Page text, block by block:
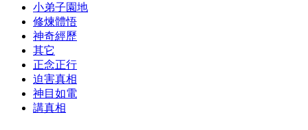
小弟子園地
修煉體悟
神奇經歷
其它
正念正行
迫害真相
神目如電
講真相